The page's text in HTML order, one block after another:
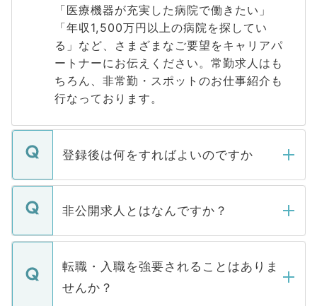
「医療機器が充実した病院で働きたい」
「年収1,500万円以上の病院を探してい
る」など、さまざまなご要望をキャリアパ
ートナーにお伝えください。常勤求人はも
ちろん、非常勤・スポットのお仕事紹介も
行なっております。
登録後は何をすればよいのですか
ご登録いただきましたら、弊社担当者がご
登録内容を確認し、その後メールもしくは
ます。通常、5営業日以内にはご連絡をせて
いただきますので、しばらくお待ちくださ
い。
非公開求人とはなんですか？
マイナビDOCTORで取り扱っている求人の
うち約3割は、Webサイトからご覧いただ
けない「非公開求人」です。非公開求人は
下記の理由によって、一般には公開してい
転職・入職を強要されることはありま
せんか？